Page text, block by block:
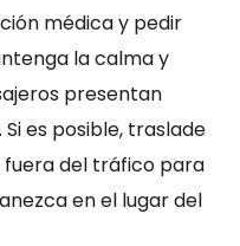
médica y pedir
la calma y
presentan
es posible, traslade
fuera del tráfico para
en el lugar del